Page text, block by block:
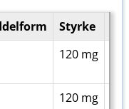
Styrke
120 mg
120 mg